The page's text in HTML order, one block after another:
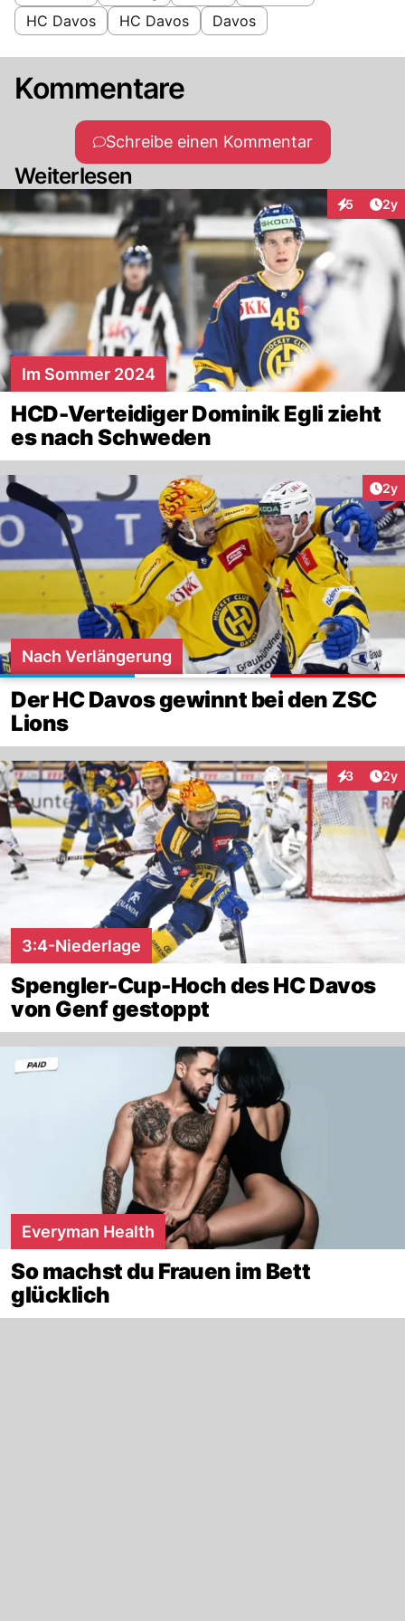
HC Davos
HC Davos Davos
Kommentare
Schreibe einen Kommentar
Weiterlesen
5 2y
Im Sommer 2024
HCD-Verteidiger Dominik Egli zieht
es nach Schweden
2y
Nach Verlängerung
Der HC Davos gewinnt bei den ZSC
Lions
3 2y
3:4-Niederlage
Spengler-Cup-Hoch des HC Davos
von Genf gestoppt
Everyman Health
So machst du Frauen im Bett
glücklich